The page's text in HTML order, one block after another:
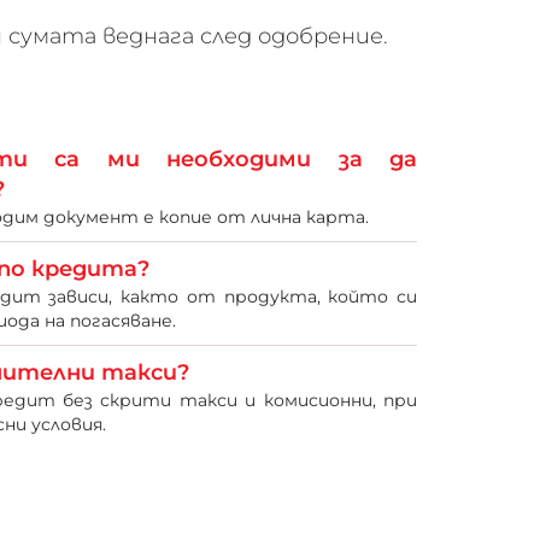
веднага след одобрение.
са ми необходими за да
документ е копие от лична карта.
кредита?
зависи, както от продукта, който си
на погасяване.
такси?
без скрити такси и комисионни, при
условия.